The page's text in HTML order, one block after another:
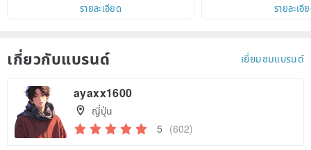
รายละเอียด
รายละเอี
เกี่ยวกับแบรนด์ เยี่ยมชมแบรนด์
ayaxx1600
ญี่ปุ่น
5 (602)
Claim coupon